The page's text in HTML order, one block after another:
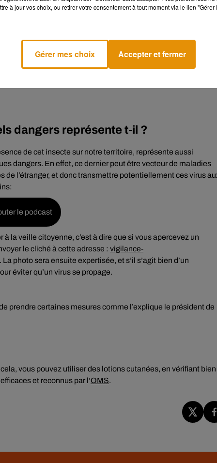
voire plusieurs milliers d’œufs dans sa courte vie, cela
périmètre, et tous ces insectes se trouveront ensuite chez
qui nous étaient jusqu’alors communs. Son corps
:
dangers représente t-il ?
de cet insecte sur notre territoire, représente aussi
dangers. En effet, ce dernier peut être vecteur de maladies
de l’étranger, et donc transmettre potentiellement ces virus
le podcast
la veille citoyenne, c’est à dire que si vous apercevez un
le cliché à cette adresse : vigilance-
. La photo sera ensuite expertisée, et s’il s’agit bien d’un
éviter qu’un virus se propage.
prendre certaines mesures comme l’explique le président de
vous pouvez utiliser des lotions cutanées, en vérifiant bien
et reconnus par l’OMS.
à jour vos choix, ou retirer votre consentement à tout moment via le lien
Gérer mes choix Accepter et fermer